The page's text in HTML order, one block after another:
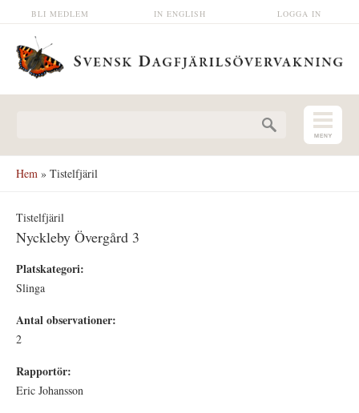
Hoppa till huvudinnehåll LOGGA IN
IN ENGLISH
BLI MEDLEM
Hem » Tistelfjäril
Tistelfjäril
Nyckleby Övergård 3
Platskategori:
Slinga
Antal observationer:
2
Rapportör:
Eric Johansson